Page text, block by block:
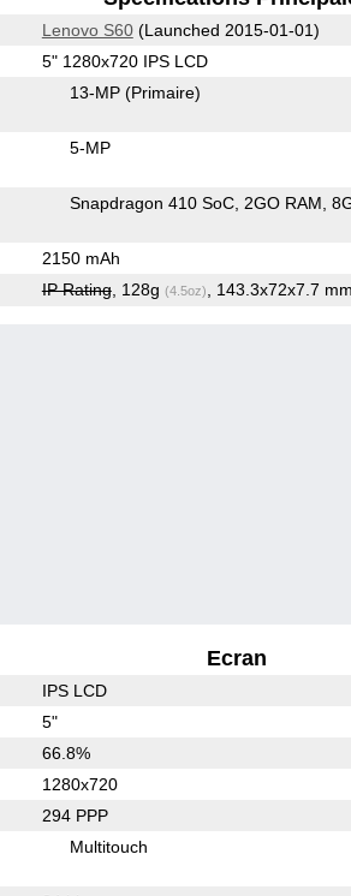
Lenovo S60(Launched 2015-01-01)
5" 1280x720 IPS LCD
13-MP (Primaire)
5-MP
Snapdragon 410 SoC 2GO RAM
2150 mAh
IP Rating, 128g (4.5oz) , 143.3x72x7.7 mm
Ecran
IPS LCD
5"
66.8%
1280x720
294 PPP
Multitouch